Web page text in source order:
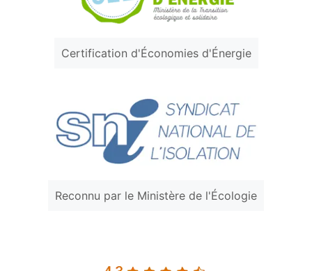
Certification d'Économies d'Énergie
Reconnu par le Ministère de l'Écologie